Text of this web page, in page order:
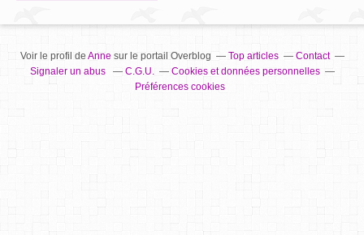
Voir le profil de Annesur le portail Overblog Top articles
Contact
Signaler un abus
C.G.U.
Cookies et données personnelles
Préférences cookies